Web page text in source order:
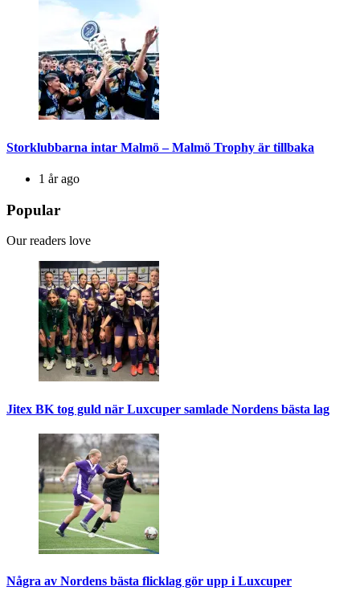
Storklubbarna intar Malmö – Malmö Trophy är tillbaka
1 år ago
Popular
Our readers love
Jitex BK tog guld när Luxcuper samlade Nordens bästa lag
Några av Nordens bästa flicklag gör upp i Luxcuper